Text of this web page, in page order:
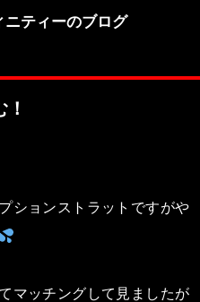
ニティーのブログ
ションストラットですがや
マッチングして見ましたが